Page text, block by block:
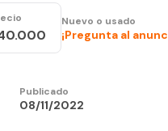
Nuevo o usado
¡Pregunta al
Publicado
08/11/2022